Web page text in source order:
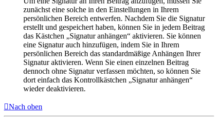
zunächst eine solche in den Einstellungen in Ihrem
persönlichen Bereich entwerfen. Nachdem Sie die Signatur
erstellt und gespeichert haben, können Sie in jedem Beitrag
das Kästchen „Signatur anhängen“ aktivieren. Sie können
eine Signatur auch hinzufügen, indem Sie in Ihrem
persönlichen Bereich das standardmäßige Anhängen Ihrer
Signatur aktivieren. Wenn Sie einen einzelnen Beitrag
dennoch ohne Signatur verfassen möchten, so können Sie
dort einfach das Kontrollkästchen „Signatur anhängen“
wieder deaktivieren.
Nach oben